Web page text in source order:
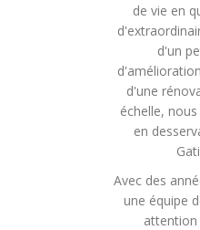
de vie en
d'un
d'une
échelle,
en
Avec des
une équipe